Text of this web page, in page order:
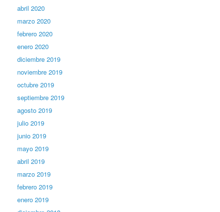
abril 2020
marzo 2020
febrero 2020
enero 2020
diciembre 2019
noviembre 2019
octubre 2019
septiembre 2019
agosto 2019
julio 2019
junio 2019
mayo 2019
abril 2019
marzo 2019
febrero 2019
enero 2019